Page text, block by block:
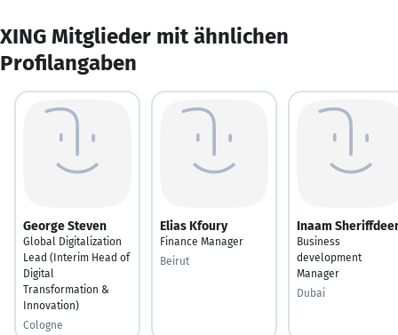
XING Mitglieder mit ähnlichen
Profilangaben
George Steven
Global Digitalization
Lead (Interim Head of
Digital
Transformation &
Innovation)
Cologne
Elias Kfoury
Finance Manager
Beirut
Inaam
Business
development
Manager
Dubai